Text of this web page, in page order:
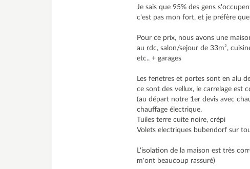
Je sais que 95% des gens
c'est pas mon fort, et je préfère
Pour ce prix, nous avons une
au rdc, salon/sejour de 33m²,
etc.. + garages
Les fenetres et portes sont en alu
ce sont des vellux, le carrelage est
(au départ notre 1er devis avec
chauffage électrique.
Tuiles terre cuite noire, crépi
Volets electriques bubendorf sur
L'isolation de la maison est très
m'ont beaucoup rassuré)